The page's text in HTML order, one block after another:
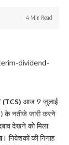
4 Min Read
(TCS) आज 9 जुलाई
के नतीजे जारी करने
देखने को मिला
। निवेशकों की निगाह